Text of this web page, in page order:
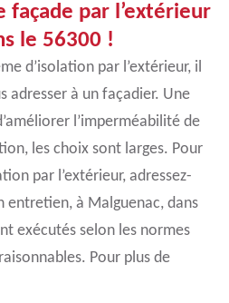
par l’extérieur
le 56300 !
d’isolation par l’extérieur, il
adresser à un façadier. Une
l’imperméabilité de
les choix sont larges. Pour
par l’extérieur, adressez-
entretien, à Malguenac, dans
exécutés selon les normes
Pour plus de